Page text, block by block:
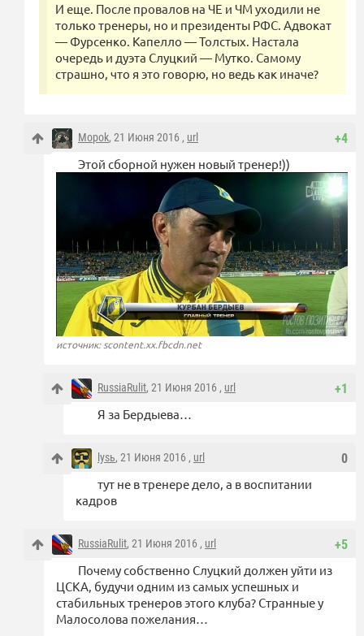
И еще. После провалов на ЧЕ и ЧМ уходили не
только тренеры, но и президенты РФС. Адвокат
— Фурсенко. Капелло — Толстых. Настала
очередь и дуэта Слуцкий — Мутко. Самому
страшно, что я это говорю, но ведь как иначе?
+4
Mopok, 21 Июня 2016 , url
Этой сборной нужен новый тренер!))
источник: scontent.xx.fbcdn.net
+1
RussiaRulit, 21 Июня 2016 , url
Я за Бердыева…
0
lysь, 21 Июня 2016 , url
тут не в тренере дело, а в воспитании
кадров
+5
RussiaRulit, 21 Июня 2016 , url
Почему собственно Слуцкий должен уйти из
ЦСКА, будучи одним из самых успешных и
стабильных тренеров этого клуба? Странные у
Малосолова пожелания…